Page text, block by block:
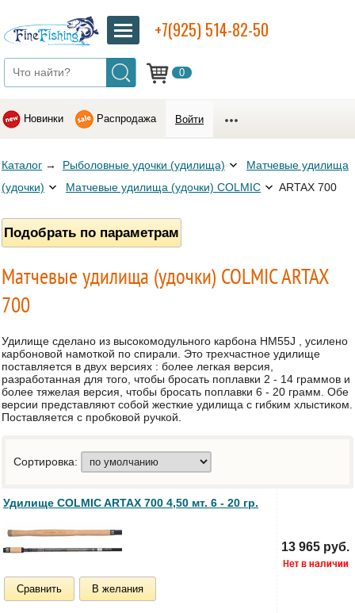
0
+7(925) 514-82-50
Новинки Распродажа Войти
Каталог → Рыболовные удочки (удилища)
Матчевые удилища
(удочки)
Матчевые удилища (удочки) COLMIC ARTAX 700
Подобрать по параметрам
Матчевые удилища (удочки) COLMIC ARTAX
700
Удилище сделано из высокомодульного карбона HM55J , усилено
карбоновой намоткой по спирали. Это трехчастное удилище
поставляется в двух версиях : более легкая версия,
разработанная для того, чтобы бросать поплавки 2 - 14 граммов и
более тяжелая версия, чтобы бросать поплавки 6 - 20 грамм. Обе
версии представляют собой жесткие удилища с гибким хлыстиком.
Поставляется с пробковой ручкой.
Сортировка:
Удилище COLMIC ARTAX 700 4,50 мт. 6 - 20 гр.
Сравнить В желания
13 965 руб.